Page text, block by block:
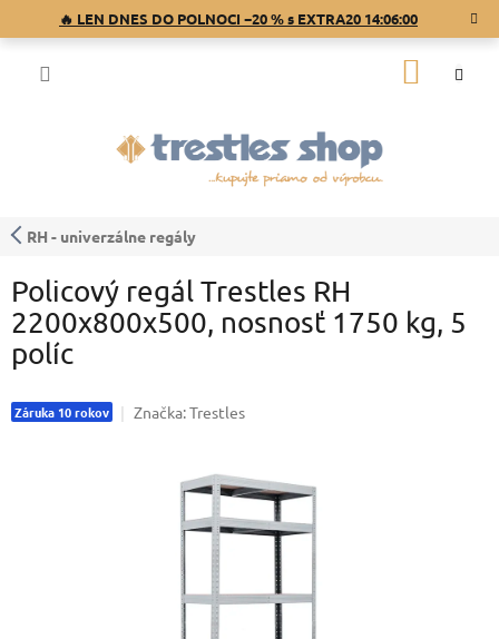
🔥 LEN DNES DO POLNOCI −20 % s EXTRA20 14:06:00
RH - univerzálne regály
Policový regál Trestles RH
2200x800x500, nosnosť 1750 kg, 5
políc
Záruka 10 rokov Značka:Trestles